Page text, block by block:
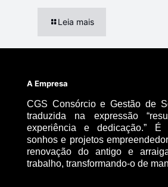
Leia mais
A Empresa
CGS Consórcio e Gestão de
traduzida na expressão
experiência e dedicação.”
sonhos e projetos
renovação do antigo e
trabalho, transformando-o de